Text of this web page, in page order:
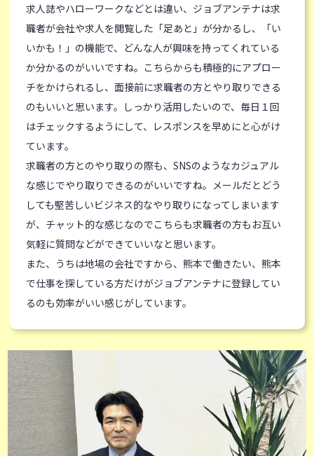
求人誌やハローワークなどとは違い、ジョブアンテナは求
職者が会社や求人を閲覧した「足あと」が分かるし、「い
いかも！」の機能で、どんな人が興味を持ってくれている
か分かるのがいいですね。こちらからも積極的にアプロー
チをかけられるし、面接前に求職者の方とやり取りできる
のもいいと思います。しっかり活用したいので、毎日１回
はチェックするようにして、レスポンスを早めにと心がけ
ています。
求職者の方とのやり取りの際も、SNSのようなカジュアル
な感じでやり取りできるのがいいですね。メールだとどう
しても堅苦しいビジネス的なやり取りになってしまいます
が、チャット的な感じなのでこちらも求職者の方もお互い
気軽に質問などができていいなと思います。
また、うちは地場の会社ですから、熊本で働きたい、熊本
で仕事を探している方だけがジョブアンテナに登録してい
るのも効率がいい感じがしています。